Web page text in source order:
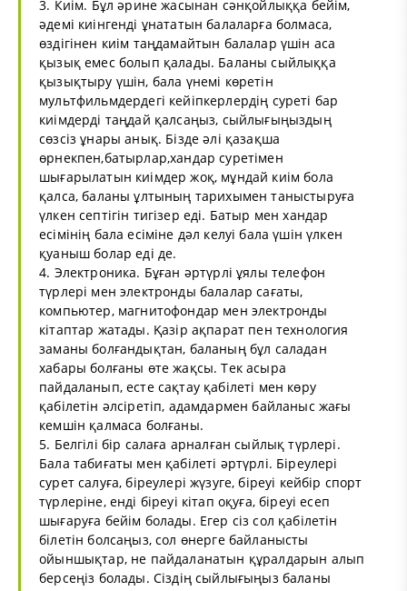
3. Киім. Бұл әрине жасынан сәнқойлыққа бейім,
әдемі киінгенді ұнататын балаларға болмаса,
өздігінен киім таңдамайтын балалар үшін аса
қызық емес болып қалады. Баланы сыйлыққа
қызықтыру үшін, бала үнемі көретін
мультфильмдердегі кейіпкерлердің суреті бар
киімдерді таңдай қалсаңыз, сыйлығыңыздың
сөзсіз ұнары анық. Бізде әлі қазақша
өрнекпен,батырлар,хандар суретімен
шығарылатын киімдер жоқ, мұндай киім бола
қалса, баланы ұлтының тарихымен таныстыруға
үлкен септігін тигізер еді. Батыр мен хандар
есімінің бала есіміне дәл келуі бала үшін үлкен
қуаныш болар еді де.
4. Электроника. Бұған әртүрлі ұялы телефон
түрлері мен электронды балалар сағаты,
компьютер, магнитофондар мен электронды
кітаптар жатады. Қазір ақпарат пен технология
заманы болғандықтан, баланың бұл саладан
хабары болғаны өте жақсы. Тек асыра
пайдаланып, есте сақтау қабілеті мен көру
қабілетін әлсіретіп, адамдармен байланыс жағы
кемшін қалмаса болғаны.
5. Белгілі бір салаға арналған сыйлық түрлері.
Бала табиғаты мен қабілеті әртүрлі. Біреулері
сурет салуға, біреулері жүзуге, біреуі кейбір спорт
түрлеріне, енді біреуі кітап оқуға, біреуі есеп
шығаруға бейім болады. Егер сіз сол қабілетін
білетін болсаңыз, сол өнерге байланысты
ойыншықтар, не пайдаланатын құралдарын алып
берсеңіз болады. Сіздің сыйлығыңыз баланы